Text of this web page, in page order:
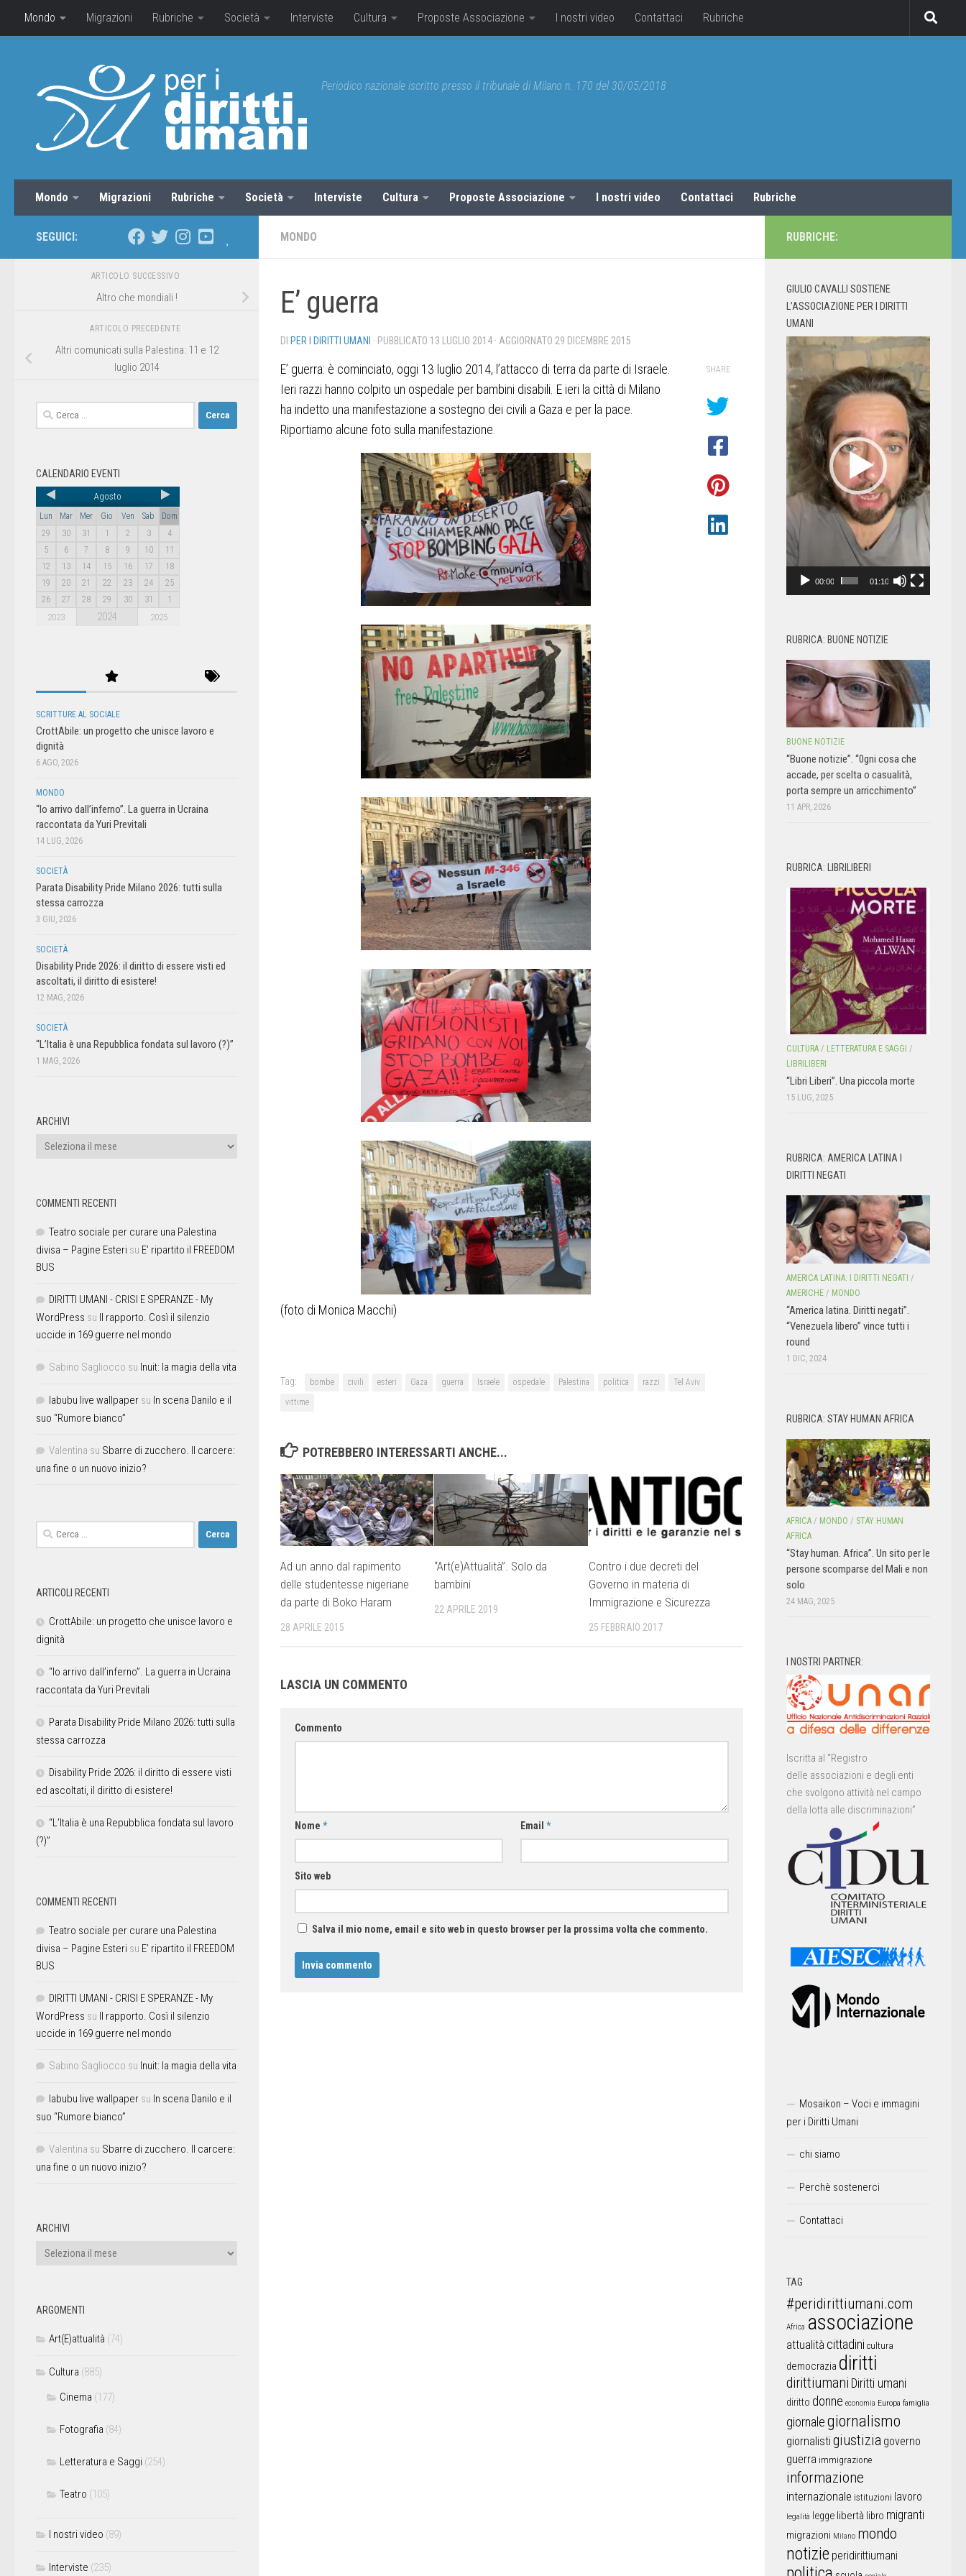
Mondo Migrazioni Rubriche Società Interviste Cultura Proposte Associazione I nostri video Contattaci Rubriche
Periodico nazionale iscritto presso il tribunale di Milano n. 170 del 30/05/2018
Mondo Migrazioni Rubriche Società Interviste Cultura Proposte Associazione I nostri video Contattaci Rubriche
MONDO
E’ guerra
DI PER I DIRITTI UMANI · PUBBLICATO 13 LUGLIO 2014 · AGGIORNATO 29 DICEMBRE 2015
E’ guerra: è cominciato, oggi 13 luglio 2014, l’attacco di terra da parte di Israele.
Ieri razzi hanno colpito un ospedale per bambini disabili. E ieri la città di Milano
ha indetto una manifestazione a sostegno dei civili a Gaza e per la pace.
Riportiamo alcune foto sulla manifestazione.
(foto di Monica Macchi)
SHARE
Tag: bombe civili esteri Gaza guerra Israele ospedale Palestina politica razzi
Tel Aviv
vittime
POTREBBERO INTERESSARTI ANCHE...
Ad un anno dal rapimento
delle studentesse nigeriane
da parte di Boko Haram
28 APRILE 2015
“Art(e)Attualità”. Solo da
bambini
22 APRILE 2019
Contro i due decreti del
Governo in materia di
Immigrazione e Sicurezza
25 FEBBRAIO 2017
LASCIA UN COMMENTO
Commento
Nome * Email*
Sito web
Salva il mio nome, email e sito web in questo browser per la prossima volta che commento.
SEGUICI:
ARTICOLO SUCCESSIVO
Altro che mondiali !
ARTICOLO PRECEDENTE
Altri comunicati sulla Palestina: 11 e 12
luglio 2014
CALENDARIO EVENTI
Agosto
Lun Mar Mer Gio Ven Sab
Dom
29
30 31 1 2 3
4
5
6 7 8 9 10
11
12
13 14 15 16 17
18
19
20 21 22 23 24
25
26
27 28 29 30 31 1
2023 2024 2025
SCRITTURE AL SOCIALE
CrottAbile: un progetto che unisce lavoro e
dignità
6 AGO, 2026
MONDO
“Io arrivo dall’inferno”. La guerra in Ucraina
raccontata da Yuri Previtali
14 LUG, 2026
SOCIETÀ
Parata Disability Pride Milano 2026: tutti sulla
stessa carrozza
3 GIU, 2026
SOCIETÀ
Disability Pride 2026: il diritto di essere visti ed
ascoltati, il diritto di esistere!
12 MAG, 2026
SOCIETÀ
“L’Italia è una Repubblica fondata sul lavoro (?)”
1 MAG, 2026
ARCHIVI
COMMENTI RECENTI
Teatro sociale per curare una Palestina
divisa – Pagine Esteri su E’ ripartito il FREEDOM
BUS
DIRITTI UMANI - CRISI E SPERANZE - My
WordPress su Il rapporto. Così il silenzio
uccide in 169 guerre nel mondo
Sabino Sagliocco su Inuit: la magia della vita
labubu live wallpaper su In scena Danilo e il
suo “Rumore bianco”
Valentina su Sbarre di zucchero. Il carcere:
una fine o un nuovo inizio?
ARTICOLI RECENTI
CrottAbile: un progetto che unisce lavoro e
dignità
“Io arrivo dall’inferno”. La guerra in Ucraina
raccontata da Yuri Previtali
Parata Disability Pride Milano 2026: tutti sulla
stessa carrozza
Disability Pride 2026: il diritto di essere visti
ed ascoltati, il diritto di esistere!
“L’Italia è una Repubblica fondata sul lavoro
(?)”
COMMENTI RECENTI
Teatro sociale per curare una Palestina
divisa – Pagine Esteri su E’ ripartito il FREEDOM
BUS
DIRITTI UMANI - CRISI E SPERANZE - My
WordPress su Il rapporto. Così il silenzio
uccide in 169 guerre nel mondo
Sabino Sagliocco su Inuit: la magia della vita
labubu live wallpaper su In scena Danilo e il
suo “Rumore bianco”
Valentina su Sbarre di zucchero. Il carcere:
una fine o un nuovo inizio?
ARCHIVI
ARGOMENTI
Art(E)attualità (74)
Cultura (885)
Cinema (177)
Fotografia (84)
Letteratura e Saggi (254)
Teatro (105)
I nostri video (89)
Interviste (235)
RUBRICHE:
GIULIO CAVALLI SOSTIENE
L’ASSOCIAZIONE PER I DIRITTI
UMANI
Video
Player
00:00 01:10
RUBRICA: BUONE NOTIZIE
BUONE NOTIZIE
“Buone notizie”. “0gni cosa che
accade, per scelta o casualità,
porta sempre un arricchimento”
11 APR, 2026
RUBRICA: LIBRILIBERI
CULTURA / LETTERATURA E SAGGI /
LIBRILIBERI
“Libri Liberi”. Una piccola morte
15 LUG, 2025
RUBRICA: AMERICA LATINA I
DIRITTI NEGATI
AMERICA LATINA: I DIRITTI NEGATI /
AMERICHE / MONDO
“America latina. Diritti negati”.
“Venezuela libero” vince tutti i
round
1 DIC, 2024
RUBRICA: STAY HUMAN AFRICA
AFRICA / MONDO / STAY HUMAN
AFRICA
“Stay human. Africa”. Un sito per le
persone scomparse del Mali e non
solo
24 MAG, 2025
I NOSTRI PARTNER:
Iscritta al “Registro
delle associazioni e degli enti
che svolgono attività nel campo
della lotta alle discriminazioni”
Mosaikon – Voci e immagini
per i Diritti Umani
chi siamo
Perchè sostenerci
Contattaci
TAG
#peridirittiumani.com
Africa associazione
attualità cittadini cultura
democrazia diritti
dirittiumani Diritti umani
diritto donne economia Europa famiglia
giornalegiornalismo
giornalistigiustizia governo
guerra immigrazione
informazione
internazionale istituzioni lavoro
legalità legge libertà libro migranti
migrazioni Milano mondo
notizie peridirittiumani